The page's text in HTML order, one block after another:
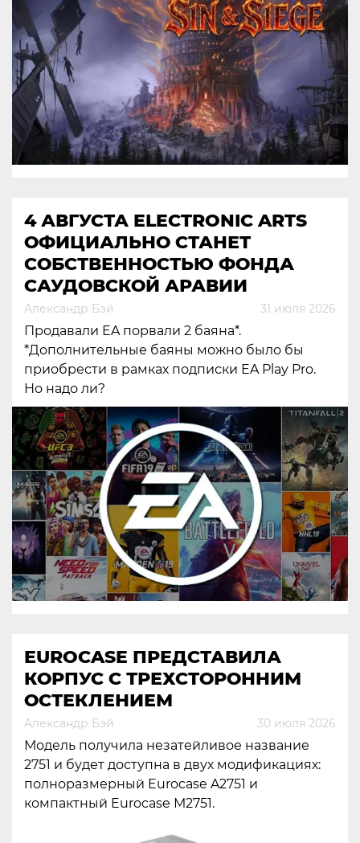
4 АВГУСТА ELECTRONIC ARTS
ОФИЦИАЛЬНО СТАНЕТ
СОБСТВЕННОСТЬЮ ФОНДА
САУДОВСКОЙ АРАВИИ
Александр Бэй 31 июля 2026
Продавали EA порвали 2 баяна*.
*Дополнительные баяны можно было бы
приобрести в рамках подписки EA Play Pro.
Но надо ли?
EUROCASE ПРЕДСТАВИЛА
КОРПУС С ТРЕХСТОРОННИМ
ОСТЕКЛЕНИЕМ
Александр Бэй 30 июля 2026
Модель получила незатейливое название
2751 и будет доступна в двух модификациях:
полноразмерный Eurocase A2751 и
компактный Eurocase М2751.